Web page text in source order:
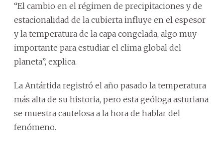
“El cambio en el régimen de precipitaciones y de
estacionalidad de la cubierta influye en el espesor
y la temperatura de la capa congelada, algo muy
importante para estudiar el clima global del
planeta”, explica.
La Antártida registró el año pasado la temperatura
más alta de su historia, pero esta geóloga asturiana
se muestra cautelosa a la hora de hablar del
fenómeno.